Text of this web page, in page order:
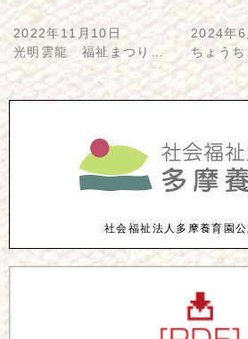
2022年11月10日
光明雲龍 福祉まつり…
2024年6
ちょう
社会福祉法人多摩養育園公